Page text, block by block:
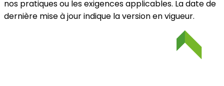
nos pratiques ou les exigences applicables. La date de
dernière mise à jour indique la version en vigueur.